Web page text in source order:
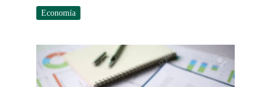
Economía